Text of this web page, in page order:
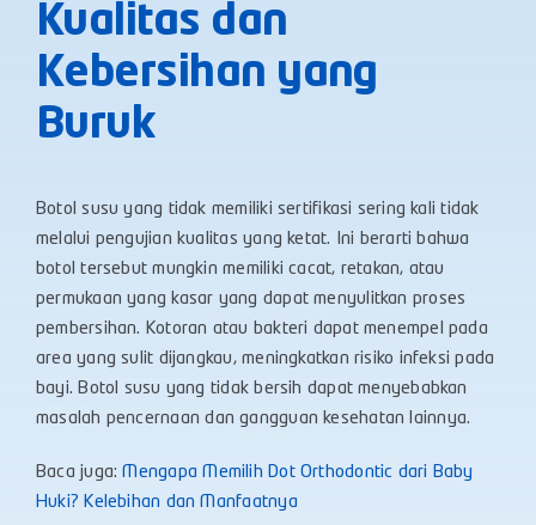
Kualitas dan
Kebersihan yang
Buruk
Botol susu yang tidak memiliki sertifikasi sering kali tidak
melalui pengujian kualitas yang ketat. Ini berarti bahwa
botol tersebut mungkin memiliki cacat, retakan, atau
permukaan yang kasar yang dapat menyulitkan proses
pembersihan. Kotoran atau bakteri dapat menempel pada
area yang sulit dijangkau, meningkatkan risiko infeksi pada
bayi. Botol susu yang tidak bersih dapat menyebabkan
masalah pencernaan dan gangguan kesehatan lainnya.
Baca juga:Mengapa Memilih Dot Orthodontic dari Baby
Huki? Kelebihan dan Manfaatnya